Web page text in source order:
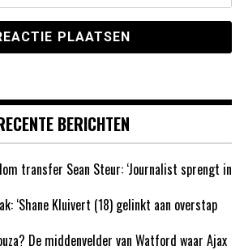
BERICHTEN
transfer Sean Steur: ‘Journalist sprengt in
‘Shane Kluivert (18) gelinkt aan overstap
De middenvelder van Watford waar Ajax